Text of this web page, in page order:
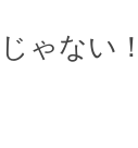
ゃない